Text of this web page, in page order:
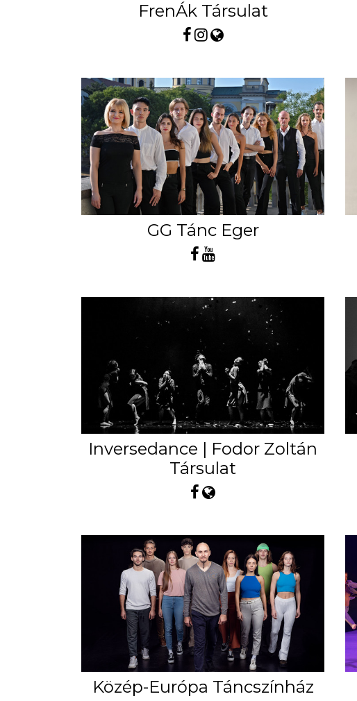
FrenÁk Társulat
GG Tánc Eger
Inversedance | Fodor Zoltán
Társulat
Közép-Európa Táncszínház